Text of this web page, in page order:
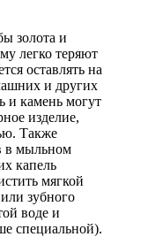
золота и
легко теряют
оставлять на
и других
и камень могут
изделие,
Также
в мыльном
капель
мягкой
зубного
воде и
специальной).